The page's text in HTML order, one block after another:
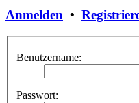
Anmelden •
Benutzername:
Passwort: